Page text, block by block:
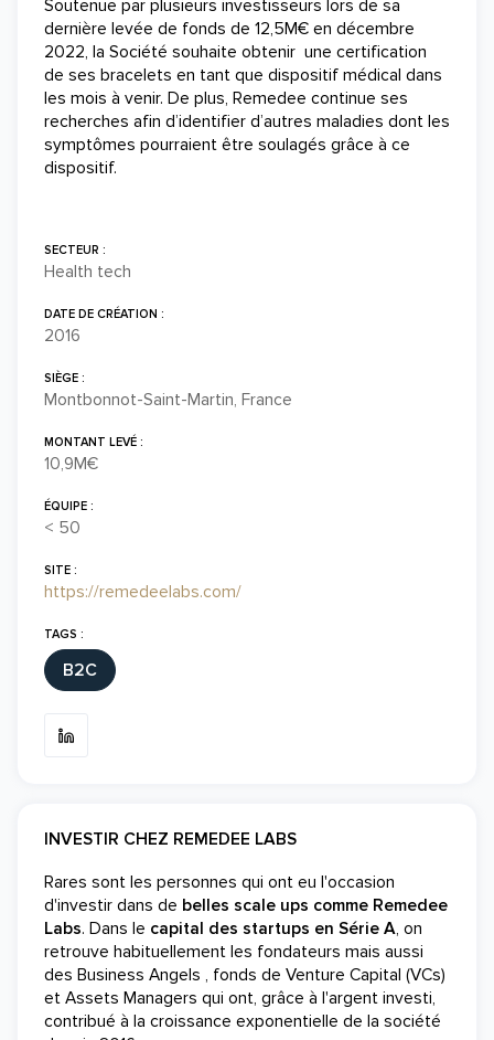
Soutenue par plusieurs investisseurs lors de sa
dernière levée de fonds de 12,5M€ en décembre
2022, la Société souhaite obtenir une certification
de ses bracelets en tant que dispositif médical dans
les mois à venir. De plus, Remedee continue ses
recherches afin d’identifier d’autres maladies dont les
symptômes pourraient être soulagés grâce à ce
dispositif.
SECTEUR :
Health tech
DATE DE CRÉATION :
2016
SIÈGE :
Montbonnot-Saint-Martin, France
MONTANT LEVÉ :
10,9M€
ÉQUIPE :
< 50
SITE :
https://remedeelabs.com/
TAGS :
B2C
INVESTIR CHEZ REMEDEE LABS
Rares sont les personnes qui ont eu l'occasion
d'investir dans de belles scale ups comme Remedee
Labs. Dans le capital des startups en Série A, on
retrouve habituellement les fondateurs mais aussi
des Business Angels , fonds de Venture Capital (VCs)
et Assets Managers qui ont, grâce à l'argent investi,
contribué à la croissance exponentielle de la société